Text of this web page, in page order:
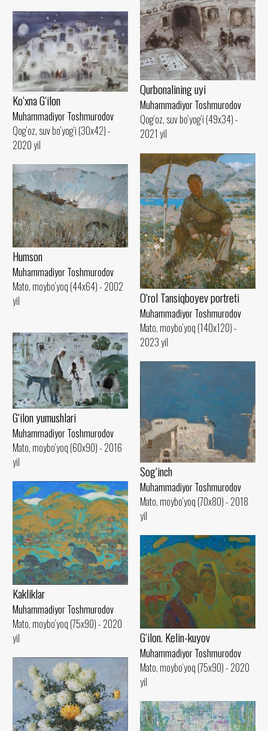
Qurbonalining uyi
Muhammadiyor Toshmurodov
Qog‘oz, suv bo‘yog‘i (49x34) -
2021 yil
Ko‘xna G‘ilon
Muhammadiyor Toshmurodov
Qog‘oz, suv bo‘yog‘i (30x42) -
2020 yil
O‘rol Tansiqboyev portreti
Muhammadiyor Toshmurodov
Mato, moybo‘yoq (140x120) -
2023 yil
Humson
Muhammadiyor Toshmurodov
Mato, moybo‘yoq (44x64) - 2002
yil
G‘ilon yumushlari
Muhammadiyor Toshmurodov
Mato, moybo‘yoq (60x90) - 2016
yil
Sog‘inch
Muhammadiyor Toshmurodov
Mato, moybo‘yoq (70x80) - 2018
yil
Kakliklar
Muhammadiyor Toshmurodov
Mato, moybo‘yoq (75x90) - 2020
yil
G‘ilon. Kelin-kuyov
Muhammadiyor Toshmurodov
Mato, moybo‘yoq (75x90) - 2020
yil